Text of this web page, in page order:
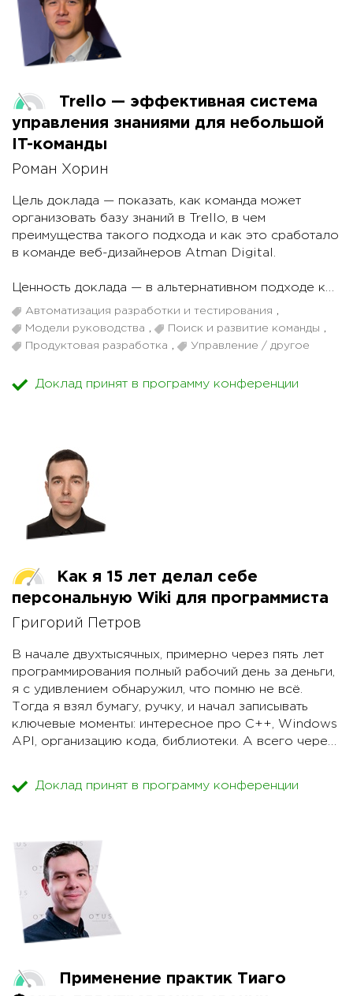
внедряются здесь-и-сейчас, где обучение -
единственная возможность продолжать работать.
А, и бюджет на образование вам не потребуется.
Trello — эффективная система
управления знаниями для небольшой
IT-команды
Роман Хорин
Цель доклада — показать, как команда может
организовать базу знаний в Trello, в чем
преимущества такого подхода и как это сработало
в команде веб-дизайнеров Atman Digital.
Ценность доклада — в альтернативном подходе к
организации базы знаний, которая направлена на
результат, а не на процесс.
команде необходима база знаний.
4. Что в нашем подходе сработало хорошо.
5. С какими проблемами столкнулись.
6. Идеи по улучшению системы.
Автоматизация разработки и тестирования ,
Модели руководства , Поиск и развитие команды ,
Продуктовая разработка , Управление / другое
Доклад принят в программу конференции
Как я 15 лет делал себе
персональную Wiki для программиста
Григорий Петров
В начале двухтысячных, примерно через пять лет
программирования полный рабочий день за деньги,
я с удивлением обнаружил, что помню не всё.
Тогда я взял бумагу, ручку, и начал записывать
ключевые моменты: интересное про C++, Windows
API, организацию кода, библиотеки. А всего через
Так начался долгий путь в поисках подходящего
Я расскажу про то, как использование разных
подходов изменило мое понимание "удобного
инструмента", про ад первых лет переноса всех
своих знаний в текст, про древовидные структуры и
облака тегов, про то, к чему пришел через 15 лет
каждодневных записей. Сейчас моя персональная
мегабайт plain text, собственный синтаксис и
плагин для Visual Studio Code. Такая машинерия
Доклад принят в программу конференции
Применение практик Тиаго